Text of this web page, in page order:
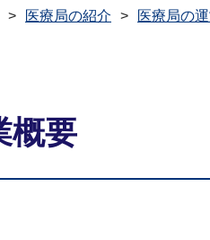
医療局の紹介
医療局の
概要